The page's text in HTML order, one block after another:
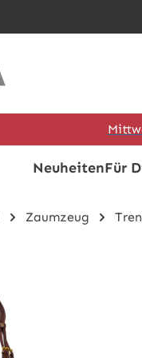
NeuheitenFür
Zaumzeug